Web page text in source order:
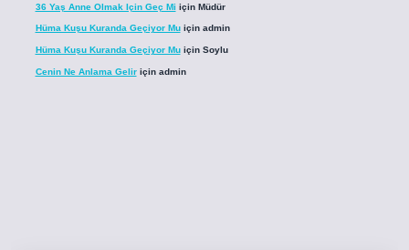
36 Yaş Anne Olmak Için Geç Mi için Müdür
Hüma Kuşu Kuranda Geçiyor Muiçin admin
Hüma Kuşu Kuranda Geçiyor Muiçin Soylu
Cenin Ne Anlama Geliriçin admin